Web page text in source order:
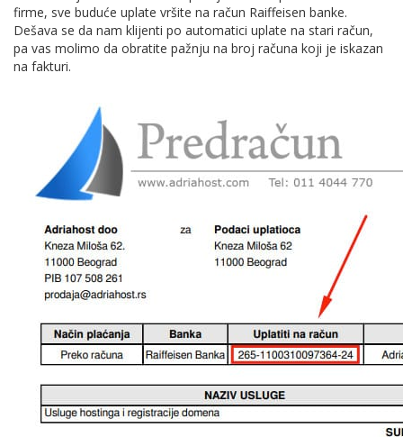
firme, sve buduće uplate vršite na račun Raiffeisen banke.
Dešava se da nam klijenti po automatici uplate na stari račun,
pa vas molimo da obratite pažnju na broj računa koji je iskazan
na fakturi.